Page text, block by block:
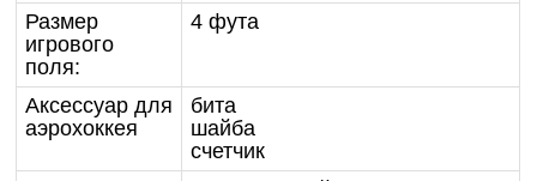
Размер
игрового
поля:
4 фута
Аксессуар для
аэрохоккея
бита
шайба
счетчик